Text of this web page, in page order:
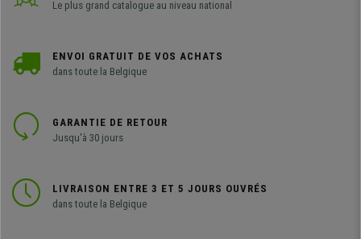
Le plus grand catalogue au niveau national
ENVOI GRATUIT DE VOS ACHATS
dans toute la Belgique
GARANTIE DE RETOUR
Jusqu'à 30 jours
LIVRAISON ENTRE 3 ET 5 JOURS OUVRÉS
dans toute la Belgique